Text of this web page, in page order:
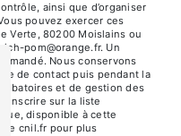
ainsi que d’organiser
pouvez exercer ces
Verte, 80200 Moislains ou
pom@orange.fr. Un
Nous conservons
de contact puis pendant la
et de gestion des
inscrire sur la liste
disponible à cette
cnil.fr pour plus